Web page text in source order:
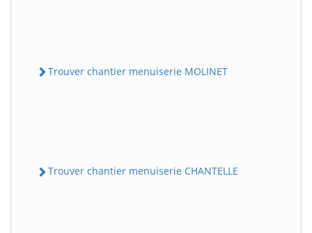
Trouver chantier menuiserie MOLINET
Trouver chantier menuiserie CHANTELLE